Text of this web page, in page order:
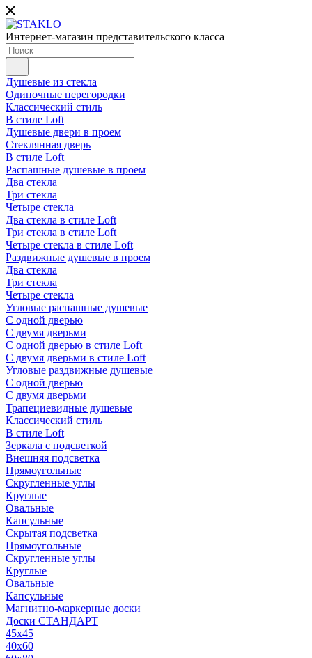
Интернет-магазин представительского класса
Душевые из стекла
Одиночные перегородки
Классический стиль
В стиле Loft
Душевые двери в проем
Стеклянная дверь
В стиле Loft
Распашные душевые в проем
Два стекла
Три стекла
Четыре стекла
Два стекла в стиле Loft
Три стекла в стиле Loft
Четыре стекла в стиле Loft
Раздвижные душевые в проем
Два стекла
Три стекла
Четыре стекла
Угловые распашные душевые
С одной дверью
С двумя дверьми
С одной дверью в стиле Loft
С двумя дверьми в стиле Loft
Угловые раздвижные душевые
С одной дверью
С двумя дверьми
Трапециевидные душевые
Классический стиль
В стиле Loft
Зеркала с подсветкой
Внешняя подсветка
Прямоугольные
Скругленные углы
Круглые
Овальные
Капсульные
Скрытая подсветка
Прямоугольные
Скругленные углы
Круглые
Овальные
Капсульные
Магнитно-маркерные доски
Доски СТАНДАРТ
45x45
40x60